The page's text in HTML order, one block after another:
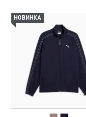
НОВИНКА